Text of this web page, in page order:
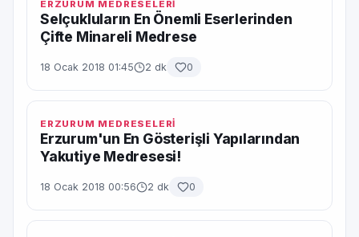
ERZURUM MEDRESELERİ
Selçukluların En Önemli Eserlerinden
Çifte Minareli Medrese
18 Ocak 2018 01:45 2 dk 0
ERZURUM MEDRESELERİ
Erzurum'un En Gösterişli Yapılarından
Yakutiye Medresesi!
18 Ocak 2018 00:56 2 dk 0